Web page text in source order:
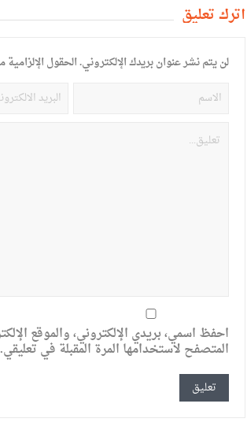
أترك تعليق
لن يتم نشر عنوان بريدك الإلكتروني.الحقول الإلزامية
احفظ اسمي، بريدي الإلكتروني، والموقع
المتصفح لاستخدامها المرة المقبلة في تعليقي.